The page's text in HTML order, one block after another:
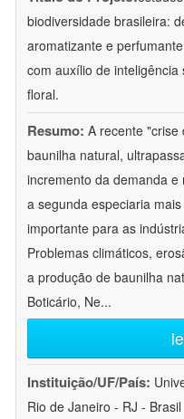
biodiversidade brasileira:
aromatizante e
com auxílio de
floral.
Resumo: A recente "crise
baunilha natural,
incremento da demanda
a segunda especiaria
importante para as
Problemas climáticos,
a produção de baunilha
Boticário, Ne...
Instituição/UF/País:
Rio de Janeiro - RJ - Brasil